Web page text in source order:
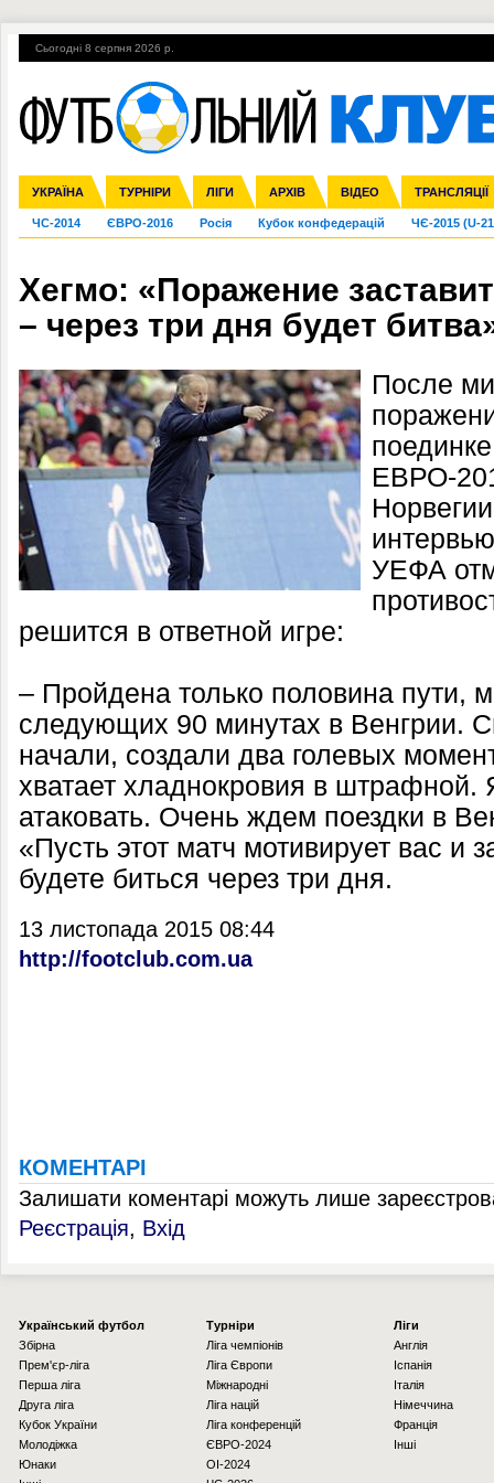
Сьогодні 8 серпня 2026 р.
УКРАЇНА ТУРНІРИ ЛІГИ АРХІВ ВІДЕО ТРАНСЛЯЦІЇ
Збірна Прем'єр-ліга Перша ліга Друга ліга Кубок України
Ліга чемпіонів Ліга Європи Міжнародні Ліга націй Ліга
Англія Іспанія Італія Німеччина Франція Інші
ЧС-2014 ЄВРО-2016 Росія Кубок конфедерацій ЧЄ-2015 (U-
Гарячі теми УПЛ, 2-й тур ВІЙНА УПЛ-ПЕРЕХОДИ
Хегмо: «Поражение
– через три дня будет
После
ЕВРО-
УЕФА
решится в ответной игре:
– Пройдена только половина пути,
следующих 90 минутах в Венгрии.
начали, создали два голевых
хватает хладнокровия в штрафной.
атаковать. Очень ждем поездки в
«Пусть этот матч мотивирует вас и
будете биться через три дня.
13 листопада 2015 08:44
http://footclub.com.ua
КОМЕНТАРІ
Залишати коментарі можуть лише
Реєстрація, Вхід
Українcький футбол
Збірна
Прем'єр-ліга
Перша ліга
Друга ліга
Кубок України
Молодіжка
Юнаки
Турніри
Ліга чемпіонів
Ліга Європи
Міжнародні
Ліга націй
Ліга конференцій
ЄВРО-2024
OI-2024
Ліги
Англія
Іспанія
Італія
Німеччина
Франція
Інші